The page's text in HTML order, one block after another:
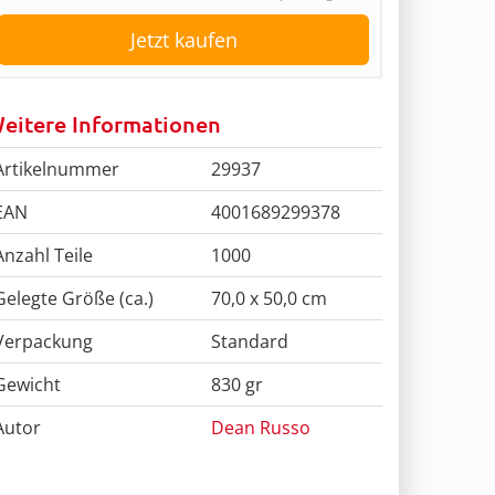
Jetzt kaufen
Informationen
29937
4001689299378
Teile
1000
Größe (ca.)
70,0 x 50,0 cm
Standard
830 gr
Dean Russo